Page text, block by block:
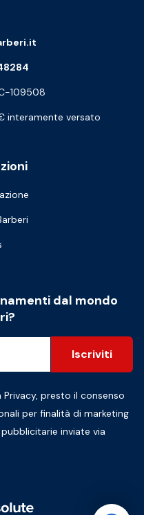
109508
interamente versato
dal mondo
Iscriviti
Privacy, presto il consenso
per finalità di marketing
inviate via